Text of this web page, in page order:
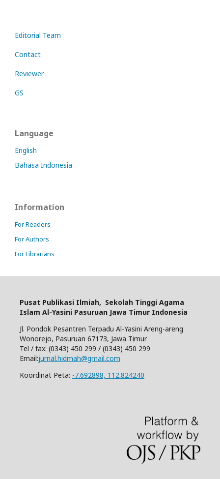
Editorial Team
Contact
Reviewer
GS
Language
English
Bahasa Indonesia
Information
For Readers
For Authors
For Librarians
Pusat Publikasi Ilmiah, Sekolah Tinggi Agama
Islam Al-Yasini Pasuruan Jawa Timur Indonesia
Jl. Pondok Pesantren Terpadu Al-Yasini Areng-areng
Wonorejo, Pasuruan 67173, Jawa Timur
Tel / fax: (0343) 450 299 / (0343) 450 299
Email:jurnal.hidmah@gmail.com
Koordinat Peta: -7.692898, 112.824240